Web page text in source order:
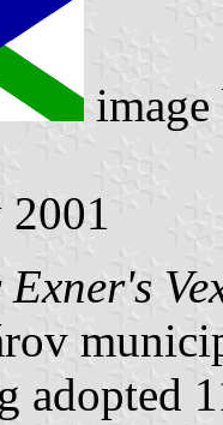
2001
Exner's
adopted